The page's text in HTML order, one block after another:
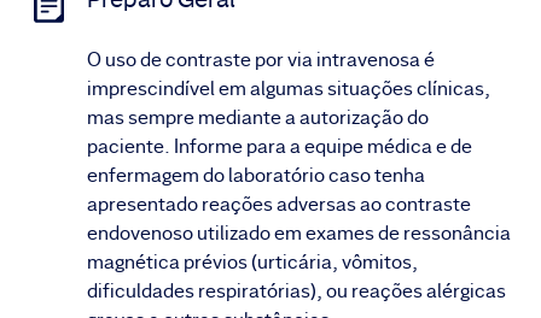
O uso de contraste por via intravenosa é
imprescindível em algumas situações clínicas,
mas sempre mediante a autorização do
paciente. Informe para a equipe médica e de
enfermagem do laboratório caso tenha
apresentado reações adversas ao contraste
endovenoso utilizado em exames de ressonância
magnética prévios (urticária, vômitos,
dificuldades respiratórias), ou reações alérgicas